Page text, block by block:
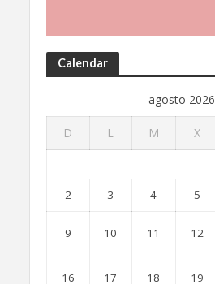
Calendar
agosto 2026
D L M X
2 3 4 5
9 10 11 12
16 17 18 19